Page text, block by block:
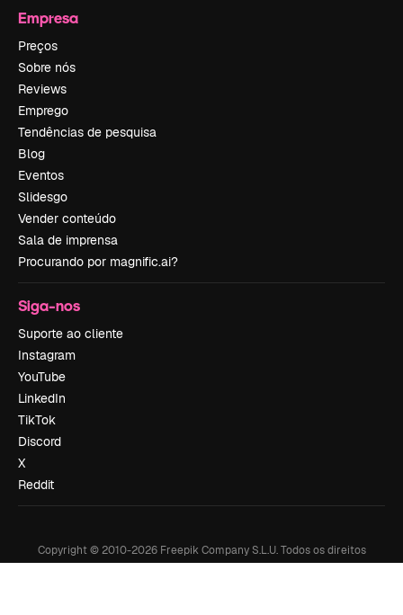
Empresa
Preços
Sobre nós
Reviews
Emprego
Tendências de pesquisa
Blog
Eventos
Slidesgo
Vender conteúdo
Sala de imprensa
Procurando por magnific.ai?
Siga-nos
Suporte ao cliente
Instagram
YouTube
LinkedIn
TikTok
Discord
X
Reddit
Copyright © 2010-2026Freepik Company S.L.U. Todos os direitos
reservados.